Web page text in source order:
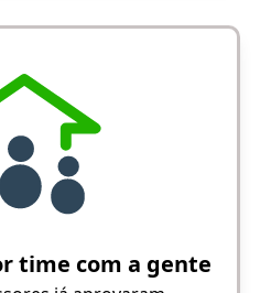
time com a gente